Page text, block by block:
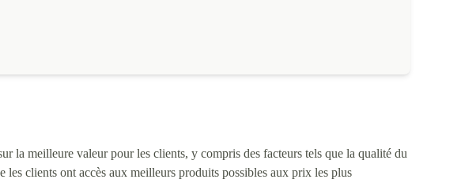
la meilleure valeur pour les clients, y compris des facteurs tels que la qualité du
clients ont accès aux meilleurs produits possibles aux prix les plus